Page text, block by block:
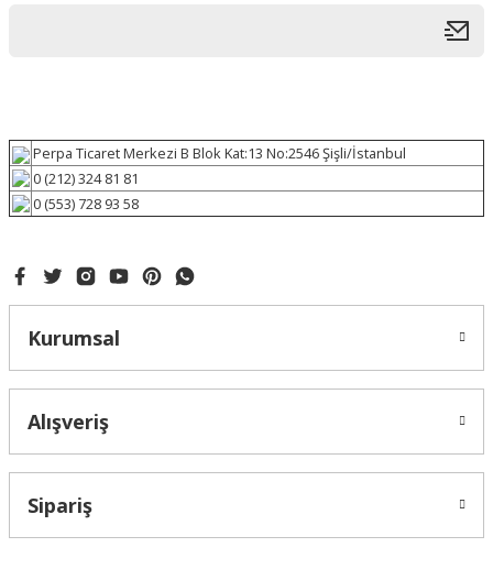
Perpa Ticaret Merkezi B Blok Kat:13 No:2546 Şişli/İstanbul
0 (212) 324 81 81
0 (553) 728 93 58
Kurumsal
Alışveriş
Sipariş